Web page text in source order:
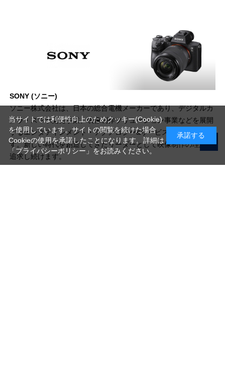
SONY (ソニー)
ソニー株式会社は、日本の総合電機メーカーであり、デジタルカ
メラ・スマホ開発事業、映像制作ソリューション事業などを展開
するエンタテインメント・テクノロジー&サービス事業を担いま
す。新しい時代を創造してきたリーダーとして映像制作の理想を
追求し続けます。
当サイトでは利便性向上のためクッキー(Cookie)
を使用しています。サイトの閲覧を続けた場合
Cookieの使用を承諾したことになります。詳細は
「プライバシーポリシー」 をお読みください。
承諾する